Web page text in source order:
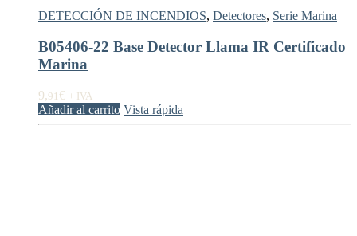
DETECCIÓN DE INCENDIOS, Detectores, Serie Marina
B05406-22 Base Detector Llama IR Certificado
Marina
9,91 € + IVA
Añadir al carrito Vista rápida